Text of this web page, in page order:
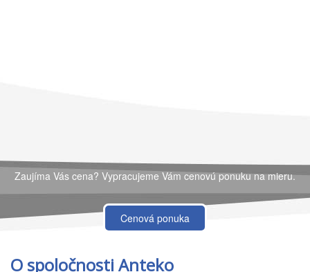
Zaujíma Vás cena? Vypracujeme Vám cenovú ponuku na mieru.
Cenová ponuka
O spoločnosti Anteko